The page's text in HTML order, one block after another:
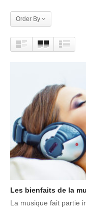
Order By
Les bienfaits de la
La musique fait partie